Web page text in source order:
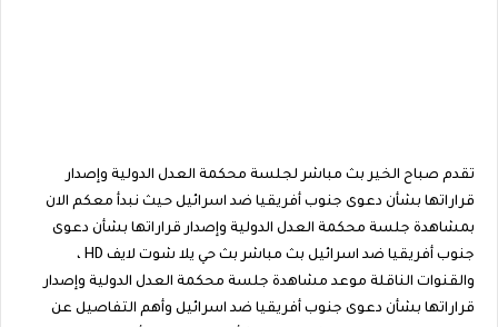
تقدم صباح الخير بث مباشر لجلسة محكمة العدل الدولية وإصدار
قراراتها بشأن دعوى جنوب أفريقيا ضد اسرائيل حيث نبدأ معكم الان
بمشاهدة جلسة محكمة العدل الدولية وإصدار قراراتها بشأن دعوى
جنوب أفريقيا ضد اسرائيل بث مباشر بث حي يلا شوت لايف HD ،
والقنوات الناقلة موعد مشاهدة جلسة محكمة العدل الدولية وإصدار
قراراتها بشأن دعوى جنوب أفريقيا ضد اسرائيل وأهم التفاصيل عن